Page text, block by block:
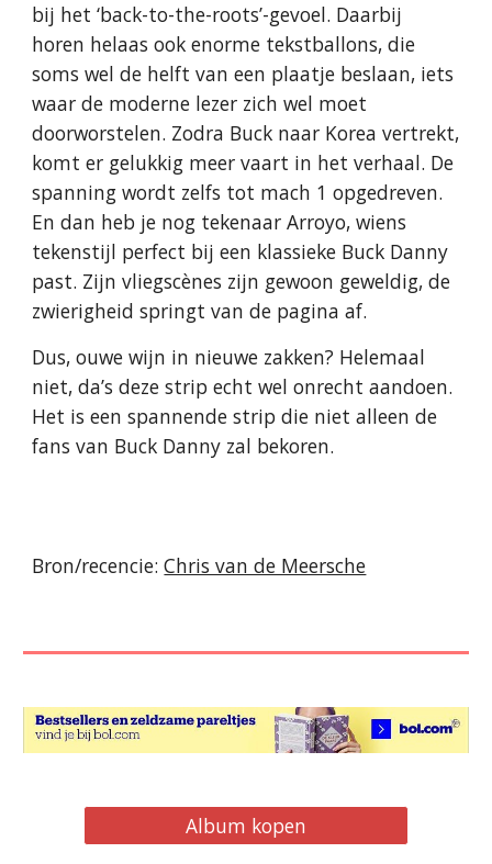
bij het ‘back-to-the-roots’-gevoel. Daarbij
horen helaas ook enorme tekstballons, die
soms wel de helft van een plaatje beslaan, iets
waar de moderne lezer zich wel moet
doorworstelen. Zodra Buck naar Korea vertrekt,
komt er gelukkig meer vaart in het verhaal. De
spanning wordt zelfs tot mach 1 opgedreven.
En dan heb je nog tekenaar Arroyo, wiens
tekenstijl perfect bij een klassieke Buck Danny
past. Zijn vliegscènes zijn gewoon geweldig, de
zwierigheid springt van de pagina af.
Dus, ouwe wijn in nieuwe zakken? Helemaal
niet, da’s deze strip echt wel onrecht aandoen.
Het is een spannende strip die niet alleen de
fans van Buck Danny zal bekoren.
Bron/recencie: Chris van de Meersche
Album kopen